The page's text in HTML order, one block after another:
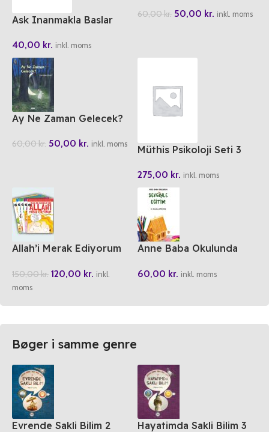
Ask Inanmakla Baslar
40,00 kr. inkl. moms
60,00kr. 50,00 kr. inkl. moms
Ay Ne Zaman Gelecek?
60,00kr. 50,00 kr. inkl. moms
Müthis Psikoloji Seti 3
275,00 kr. inkl. moms
Allah’i Merak Ediyorum
150,00kr. 120,00 kr. inkl.
moms
Anne Baba Okulunda
60,00 kr. inkl. moms
Bøger i samme genre
Evrende Sakli Bilim 2 Hayatimda Sakli Bilim 3